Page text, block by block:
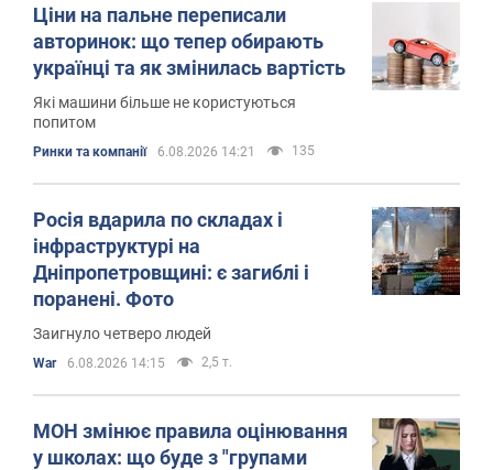
Ціни на пальне переписали
авторинок: що тепер обирають
українці та як змінилась вартість
Які машини більше не користуються
попитом
Ринки та компанії 6.08.2026 14:21 135
Росія вдарила по складах і
інфраструктурі на
Дніпропетровщині: є загиблі і
поранені. Фото
Заигнуло четверо людей
War 6.08.2026 14:15 2,5 т.
МОН змінює правила оцінювання
у школах: що буде з "групами